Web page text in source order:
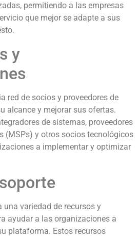
permitiendo a las empresas
que mejor se adapte a sus
y
red de socios y proveedores de
alcance y mejorar sus ofertas.
de sistemas, proveedores
(MSPs) y otros socios tecnológicos
a implementar y optimizar
una variedad de recursos y
ayudar a las organizaciones a
plataforma. Estos recursos